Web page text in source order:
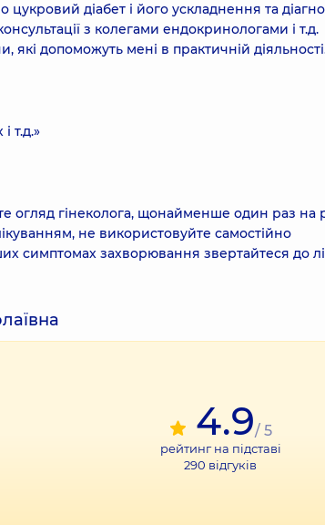
діабет і його ускладнення та
з колегами ендокринологами і т.д.
допоможуть мені в практичній
т.д.»
огляд гінеколога, щонайменше один раз на
не використовуйте самостійно
симптомах захворювання звертайтеся до
4.9/ 5
рейтинг на підставі
290 відгуків